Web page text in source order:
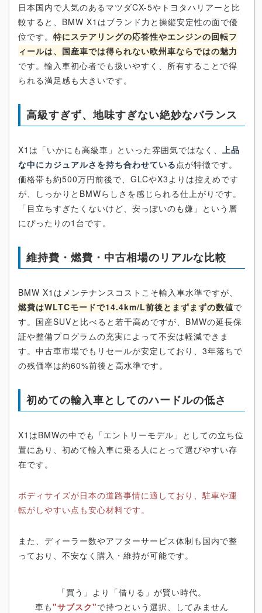
日本国内で人気のあるマツダCX-5やトヨタハリアーと比
較すると、BMW X1はブランド力と操縦安定性の面で優
位です。 特にステアリングの応答性やエンジンの回転フ
ィールは、国産車では得られない欧州車ならではの魅力
です。輸入車初心者でも扱いやすく、所有することで得
られる満足感も大きいです。
高級すぎず、地味すぎない絶妙なバランス
X1は「いかにも高級車」といった雰囲気ではなく、
上品
な中にカジュアルさを持ち合わせている 点が特徴です。
価格帯も約500万円前後で、GLCやX3よりは控えめです
が、しっかりとBMWらしさを感じられる仕上がりです。
「目立ちすぎたくないけど、安っぽいのも嫌」という層
にぴったりの1台です。
維持費・燃費・中古相場のリアルな比較
BMW X1はメンテナンスコストこそ輸入車水準ですが、
燃費はWLTCモードで14.4km/L前後とまずまずの数値で
す。国産SUVと比べると若干高めですが、BMWの延長保
証や整備プログラムの充実によって不安は軽減できま
す。中古車市場でもリセールが安定しており、3年落ちで
の残価率は約60%前後と高水準です。
初めての輸入車としてのハードルの低さ
X1はBMWの中でも「エントリーモデル」としての立ち位
置にあり、初めて輸入車に乗る人にとって選びやすい存
在です。
ボディサイズが日本の道路事情に適しており、駐車や運
転がしやすい点も安心材料です。
また、ディーラー数やアフターサービス体制も国内で整
っており、不安なく購入・維持が可能です。
「買う」より「借りる」が賢い時代。
車も"サブスク"で持つという選択、してみません